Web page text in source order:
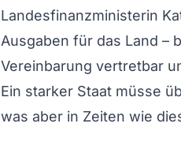
Landesfinanzministerin
Ausgaben für das Land –
Vereinbarung vertretbar
Ein starker Staat müsse
was aber in Zeiten wie